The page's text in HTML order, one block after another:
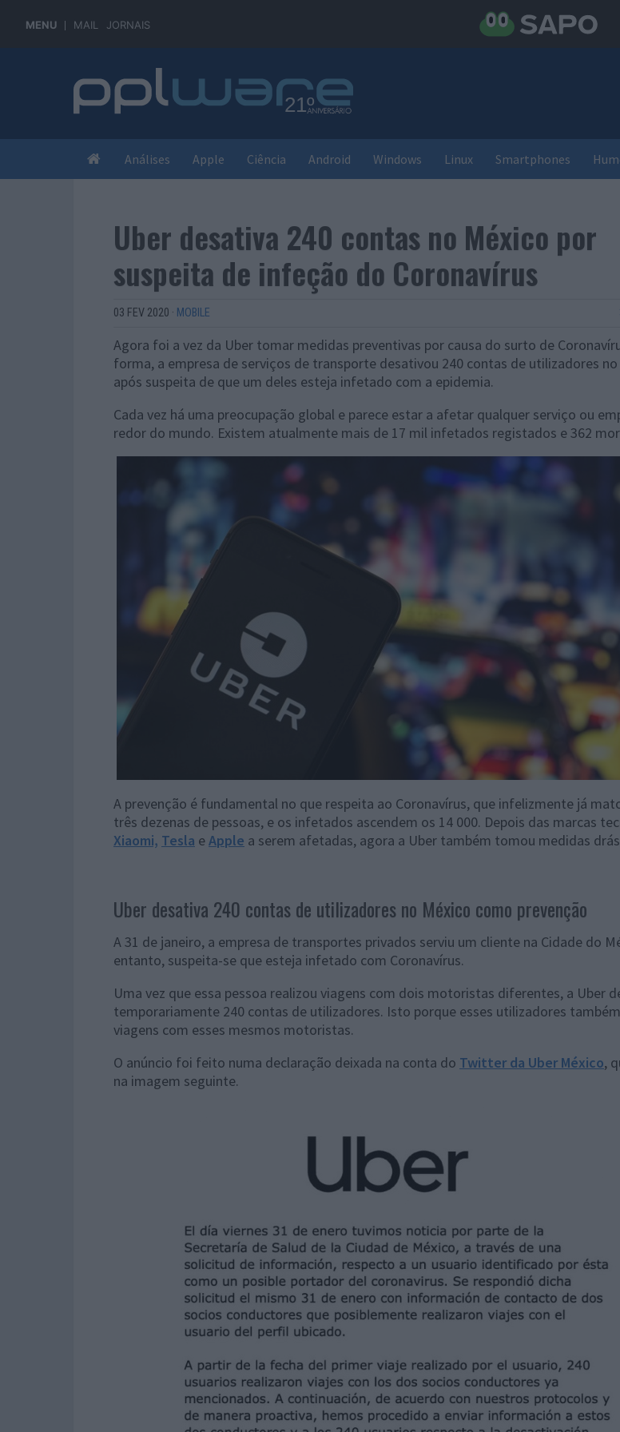
MENU MAIL JORNAIS
Análises Apple Ciência Android Windows Linux Smartphones
Uber desativa 240 contas no México por
suspeita de infeção do Coronavírus
03 FEV 2020 · MOBILE
Agora foi a vez da Uber tomar medidas preventivas por causa do surto de
forma, a empresa de serviços de transporte desativou 240 contas de utilizadores
após suspeita de que um deles esteja infetado com a epidemia.
Cada vez há uma preocupação global e parece estar a afetar qualquer serviço ou
redor do mundo. Existem atualmente mais de 17 mil infetados registados e 362
A prevenção é fundamental no que respeita ao Coronavírus, que infelizmente já
três dezenas de pessoas, e os infetados ascendem os 14 000. Depois das marcas
Xiaomi, Tesla eApple a serem afetadas, agora a Uber também tomou medidas
Uber desativa 240 contas de utilizadores no México como prevenção
A 31 de janeiro, a empresa de transportes privados serviu um cliente na Cidade do
entanto, suspeita-se que esteja infetado com Coronavírus.
Uma vez que essa pessoa realizou viagens com dois motoristas diferentes, a Uber
temporariamente 240 contas de utilizadores. Isto porque esses utilizadores
viagens com esses mesmos motoristas.
O anúncio foi feito numa declaração deixada na conta do Twitter da Uber México,
na imagem seguinte.